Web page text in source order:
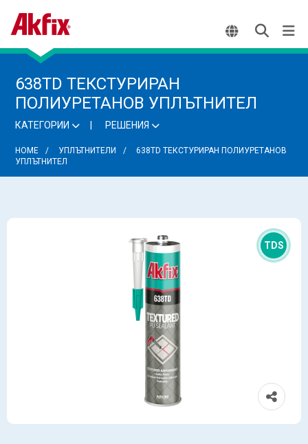
638TD ТЕКСТУРИРАН
ПОЛИУРЕТАНОВ УПЛЪТНИТЕЛ
КАТЕГОРИИ РЕШЕНИЯ
HOME УПЛЪТНИТЕЛИ
638TD ТЕКСТУРИРАН ПОЛИУРЕТАНОВ
УПЛЪТНИТЕЛ
TDS